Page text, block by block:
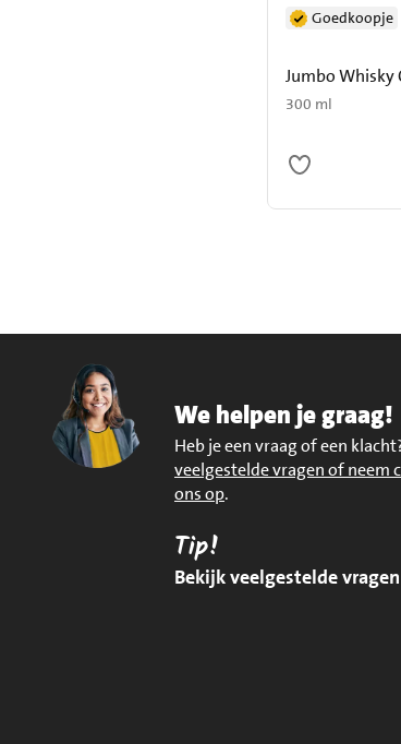
Jumbo Whisky
300 ml
Goedkoopje
We helpen je graag!
Heb je een vraag of een
veelgestelde vragen of neem
ons op.
Tip!
Bekijk veelgestelde vragen